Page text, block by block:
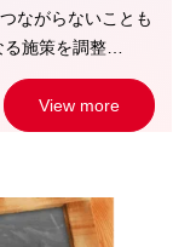
ながらないことも
施策を調整…
View more